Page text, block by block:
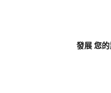
發展 您